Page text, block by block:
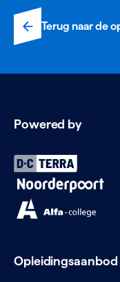
Terug naar de
Powered by
Opleidingsaanbod